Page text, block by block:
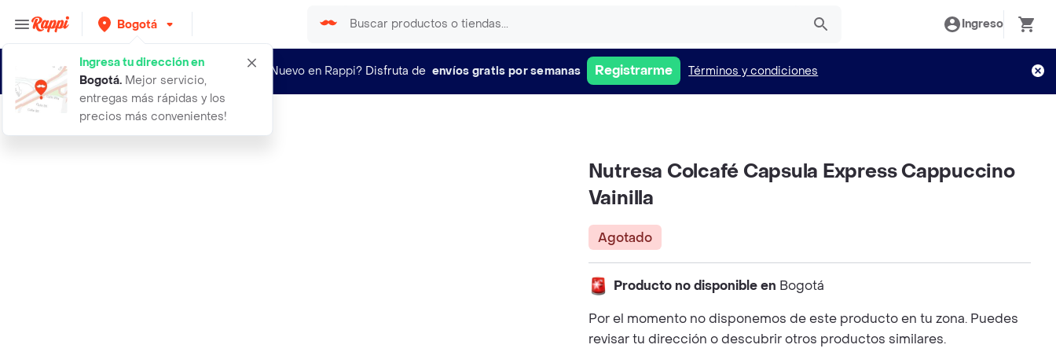
Bogotá
Ingresa tu dirección en
Bogotá. Mejor servicio,
entregas más rápidas y los
precios más convenientes!
Ingreso
¿Nuevo en Rappi? Disfruta de envíos gratis por semanas Registrarme Términos y condiciones
nutresa colcafe capsula express cap
Nutresa Colcafé Capsula Express Cappuccino
Vainilla
Agotado
Producto no disponible en Bogotá
Por el momento no disponemos de este producto en tu zona. Puedes
revisar tu dirección o descubrir otros productos similares.